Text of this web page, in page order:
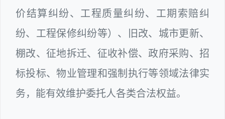
价结算纠纷、工程质量纠纷、工期索赔纠
纷、工程保修纠纷等）、旧改、城市更新、
棚改、征地拆迁、征收补偿、政府采购、招
标投标、物业管理和强制执行等领域法律实
务，能有效维护委托人各类合法权益。